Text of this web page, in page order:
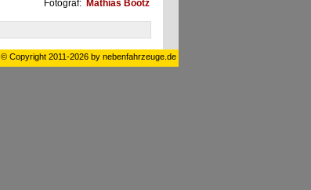
Fotograf: Mathias Bootz
© Copyright 2011-2026 by nebenfahrzeuge.de